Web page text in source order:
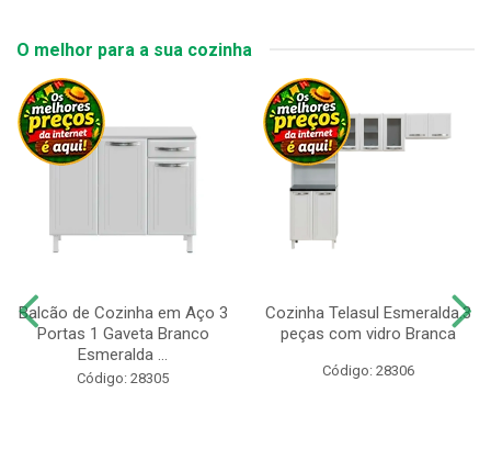
O melhor para a sua cozinha
Balcão de Cozinha em Aço 3
Portas 1 Gaveta Branco
Esmeralda ...
Código: 28305
Cozinha Telasul Esmeralda.3
peças com vidro Branca
Código: 28306